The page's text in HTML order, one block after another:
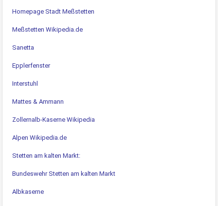
Homepage Stadt Meßstetten
Meßstetten Wikipedia.de
Sanetta
Epplerfenster
Interstuhl
Mattes & Ammann
Zollernalb-Kaserne Wikipedia
Alpen Wikipedia.de
Stetten am kalten Markt:
Bundeswehr Stetten am kalten Markt
Albkaserne